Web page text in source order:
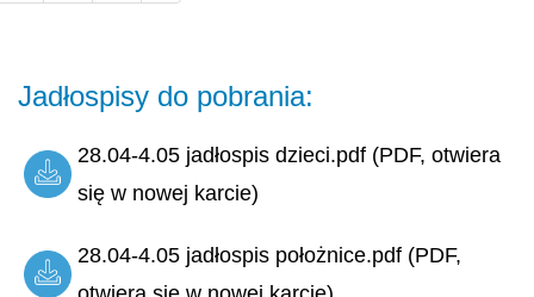
Jadłospisy do pobrania:
28.04-4.05 jadłospis dzieci.pdf (PDF, otwiera
się w nowej karcie)
28.04-4.05 jadłospis położnice.pdf (PDF,